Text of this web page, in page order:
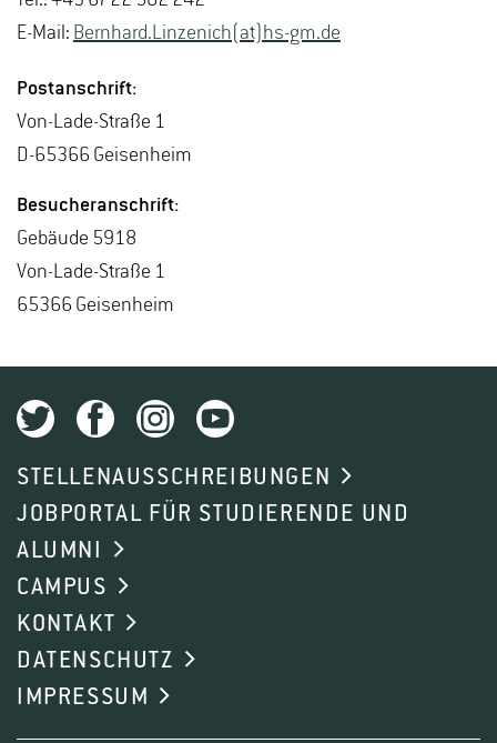
E-Mail: Bern­hard.Lin­ze­nich(at)hs-​gm.​de
Post­an­schrift:
Von-La­de-Stra­ße 1
D-65366 Gei­sen­heim
Be­su­cher­an­schrift:
Ge­bäu­de 5918
Von-La­de-Stra­ße 1
65366 Gei­sen­heim
STELLENAUSSCHREIBUNGEN
JOBPORTAL FÜR STUDIERENDE UND
ALUMNI
CAMPUS
KONTAKT
DATENSCHUTZ
IMPRESSUM